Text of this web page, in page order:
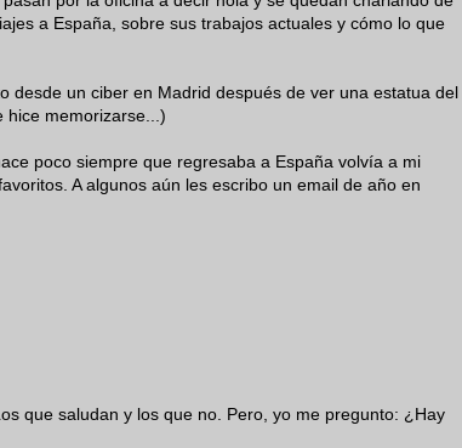
a España, sobre sus trabajos actuales y cómo lo que
desde un ciber en Madrid después de ver una estatua del
hice memorizarse...)
poco siempre que regresaba a España volvía a mi
A algunos aún les escribo un email de año en
que saludan y los que no. Pero, yo me pregunto: ¿Hay